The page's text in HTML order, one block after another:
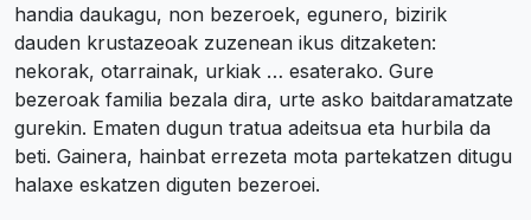
handia daukagu, non bezeroek, egunero, bizirik
dauden krustazeoak zuzenean ikus ditzaketen:
nekorak, otarrainak, urkiak … esaterako. Gure
bezeroak familia bezala dira, urte asko baitdaramatzate
gurekin. Ematen dugun tratua adeitsua eta hurbila da
beti. Gainera, hainbat errezeta mota partekatzen ditugu
halaxe eskatzen diguten bezeroei.